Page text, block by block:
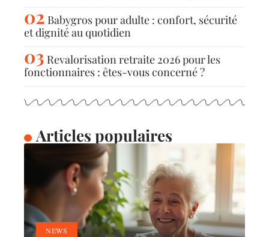
Babygros pour adulte : confort, sécurité
et dignité au quotidien
Revalorisation retraite 2026 pour les
fonctionnaires : êtes-vous concerné ?
Articles populaires
NEWS